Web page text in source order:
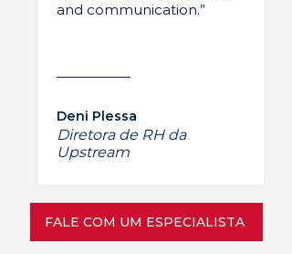
and communication.”
Deni Plessa
Diretora de RH da
Upstream
FALE COM UM ESPECIALISTA